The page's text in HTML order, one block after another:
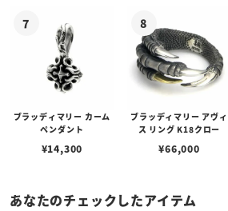
ブラッディマリー カーム
ペンダント
¥14,300
ブラッディマリー アヴィ
ス リング K18クロー
¥66,000
あなたのチェックしたアイテム